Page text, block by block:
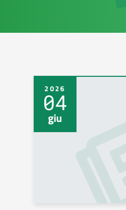
2026
04
giu